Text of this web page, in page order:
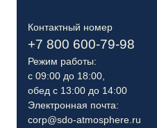
Контактный номер
+7 800 600-79-98
Режим работы:
с 09:00 до 18:00,
обед с 13:00 до 14:00
Электронная почта:
corp@sdo-atmosphere.ru